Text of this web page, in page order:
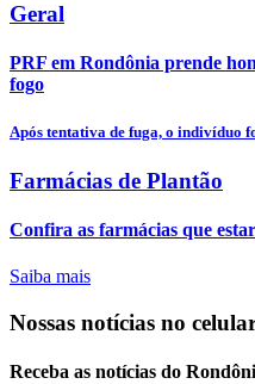
Geral
PRF em Rondônia prende
fogo
Após tentativa de fuga, o indivíduo
Farmácias de Plantão
Confira as farmácias que
Saiba mais
Nossas notícias no
Receba as notícias do